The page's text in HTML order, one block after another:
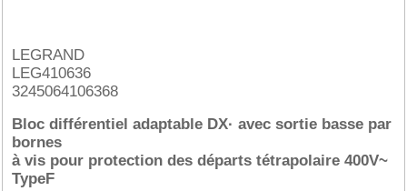
LEGRAND
LEG410636
3245064106368
Bloc différentiel adaptable DX· avec sortie basse par
bornes
à vis pour protection des départs tétrapolaire 400V~
TypeF